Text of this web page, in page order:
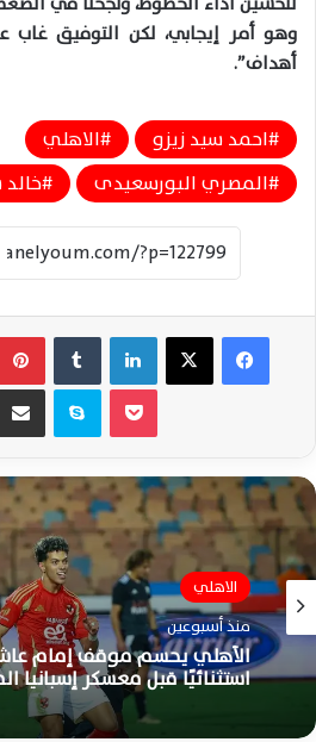
وهو أمر إيجابي، لكن التوفيق غاب
أهداف”.
احمد سيد زيزو
الاهلي
المصري البورسعيدى
فيسبوك ‫X لينكدإن
سكايب
الاهلي
منذ أسبوعين
الأهلي يحسم موقف إمام
استثنائيًا قبل معسكر إسبانيا